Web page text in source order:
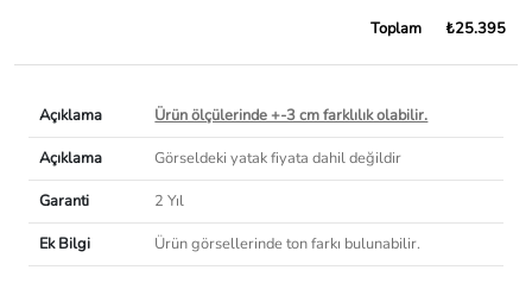
Toplam ₺25.395
Açıklama
Ürün ölçülerinde +-3 cm farklılık olabilir.
Açıklama
Görseldeki yatak fiyata dahil değildir
Garanti
2 Yıl
Ek Bilgi
Ürün görsellerinde ton farkı bulunabilir.